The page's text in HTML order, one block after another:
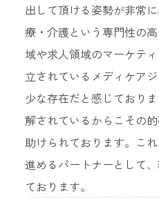
出して頂ける姿勢が非常
療・介護という専門性の
域や求人領域のマーケテ
立されているメディケア
少な存在だと感じており
解されているからこその
助けられております。こ
進めるパートナーとして
ております。